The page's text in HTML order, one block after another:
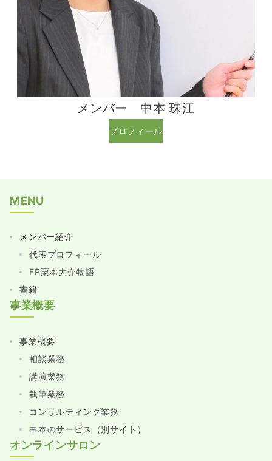
メンバー 中本 珠江
プロフィール
MENU
メンバー紹介
代表プロフィール
FP栗本大介物語
書籍
事業概要
事業概要
相談業務
講演業務
執筆業務
コンサルティング業務
中本のサービス（別サイト）
オンラインサロン